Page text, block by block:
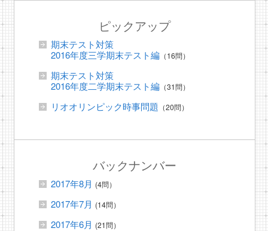
ピックアップ
期末テスト対策
2016年度三学期末テスト編（16問）
期末テスト対策
2016年度二学期末テスト編（31問）
リオオリンピック時事問題 （20問）
バックナンバー
2017年8月 (4問）
2017年7月 (14問）
2017年6月 (21問）